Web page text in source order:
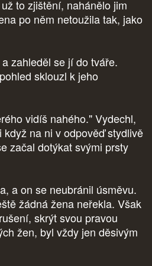
to zjištění, nahánělo jim
po něm netoužila tak, jako
zahleděl se jí do tváře.
sklouzl k jeho
vidíš nahého." Vydechl,
na ni v odpověď stydlivě
začal dotýkat svými prsty
a on se neubránil úsměvu.
žádná žena neřekla. Však
skrýt svou pravou
žen, byl vždy jen děsivým